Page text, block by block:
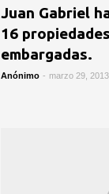
Juan Gabriel
16
embargadas.
Anónimo - marzo 29, 2013